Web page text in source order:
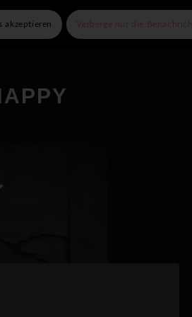
Unsere Partner Kontakt
akzeptieren Verberge nur die